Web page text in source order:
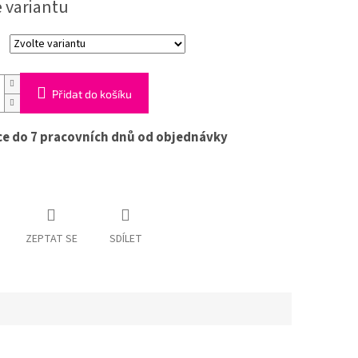
hvězdiček.
variantu
Přidat do košíku
do 7 pracovních dnů od objednávky
ZEPTAT SE SDÍLET